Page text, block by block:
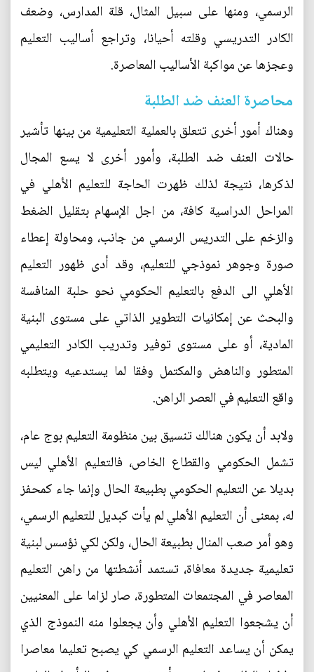
الرسمي، ومنها على سبيل المثال، قلة المدارس، وضعف
الكادر التدريسي وقلته أحيانا، وتراجع أساليب التعليم
وعجزها عن مواكبة الأساليب المعاصرة.
محاصرة العنف ضد الطلبة
وهناك أمور أخرى تتعلق بالعملية التعليمية من بينها تأشير
حالات العنف ضد الطلبة، وأمور أخرى لا يسع المجال
لذكرها، نتيجة لذلك ظهرت الحاجة للتعليم الأهلي في
المراحل الدراسية كافة، من اجل الإسهام بتقليل الضغط
والزخم على التدريس الرسمي من جانب، ومحاولة إعطاء
صورة وجوهر نموذجي للتعليم، وقد أدى ظهور التعليم
الأهلي الى الدفع بالتعليم الحكومي نحو حلبة المنافسة
والبحث عن إمكانيات التطوير الذاتي على مستوى البنية
المادية، أو على مستوى توفير وتدريب الكادر التعليمي
المتطور والناهض والمكتمل وفقا لما يستدعيه ويتطلبه
واقع التعليم في العصر الراهن.
ولابد أن يكون هنالك تنسيق بين منظومة التعليم بوج عام،
تشمل الحكومي والقطاع الخاص، فالتعليم الأهلي ليس
بديلا عن التعليم الحكومي بطبيعة الحال وإنما جاء كمحفز
له، بمعنى أن التعليم الأهلي لم يأت كبديل للتعليم الرسمي،
وهو أمر صعب المنال بطبيعة الحال، ولكن لكي نؤسس لبنية
تعليمية جديدة معافاة، تستمد أنشطتها من راهن التعليم
المعاصر في المجتمعات المتطورة، صار لزاما على المعنيين
أن يشجعوا التعليم الأهلي وأن يجعلوا منه النموذج الذي
يمكن أن يساعد التعليم الرسمي كي يصبح تعليما معاصرا